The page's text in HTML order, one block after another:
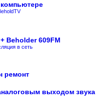
Beholder 609FM
в сеть
ремонт
выходом звука